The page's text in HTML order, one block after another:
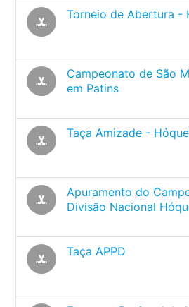
sports_hockey
Torneio de Abertura -
sports_hockey
Campeonato de São
em Patins
sports_hockey
Taça Amizade -
sports_hockey
Apuramento do
Divisão Nacional
sports_hockey
Taça APPD